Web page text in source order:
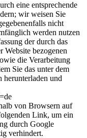
eine entsprechende
wir weisen Sie
nicht
werden nutzen
der durch das
Website bezogenen
die Verarbeitung
Sie das unter dem
und
von Browsern auf
Link, um ein
durch Google
verhindert.